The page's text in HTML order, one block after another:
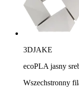
3DJAKE
ecoPLA jasny
Wszechstronny